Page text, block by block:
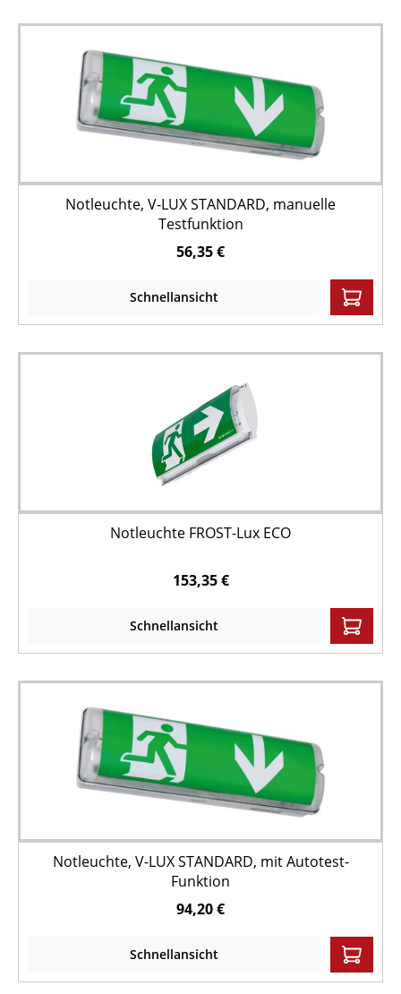
Notleuchte, V-LUX STANDARD, manuelle
Testfunktion
56,35 €
Schnellansicht
Notleuchte FROST-Lux ECO
153,35 €
Schnellansicht
Notleuchte, V-LUX STANDARD, mit Autotest-
Funktion
94,20 €
Schnellansicht